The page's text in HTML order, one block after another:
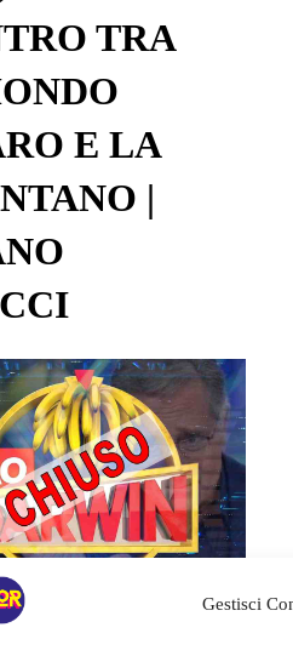
Gestisci
TRA
E LA
|